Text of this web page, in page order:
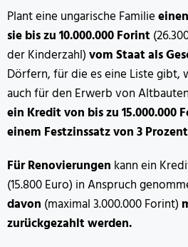
Plant eine ungarische Familie
sie bis zu 10.000.000 Forint
der Kinderzahl)vom Staat als
Dörfern, für die es eine Liste gibt,
auch für den Erwerb von
ein Kredit von bis zu 15.000.000
einem Festzinssatz von 3 Prozent
Für Renovierungen kann ein
(15.800 Euro) in Anspruch
davon (maximal 3.000.000 Forint)
zurückgezahlt werden.